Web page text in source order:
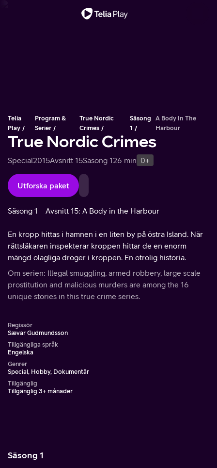
Telia
Play
Program &
Serier
True Nordic
Crimes
Säsong
1
A Body In The
Harbour
True Nordic Crimes
Special2015Avsnitt 15Säsong 126 min 0+
Utforska paket
Säsong 1 Avsnitt 15: A Body in the Harbour
En kropp hittas i hamnen i en liten by på östra Island. När
rättsläkaren inspekterar kroppen hittar de en enorm
mängd olagliga droger i kroppen. En otrolig historia.
Om serien: Illegal smuggling, armed robbery, large scale
prostitution and malicious murders are among the 16
unique stories in this true crime series.
Regissör
Sævar Gudmundsson
Tillgängliga språk
Engelska
Genrer
Special, Hobby, Dokumentär
Tillgänglig
Tillgänglig 3+ månader
Säsong 1